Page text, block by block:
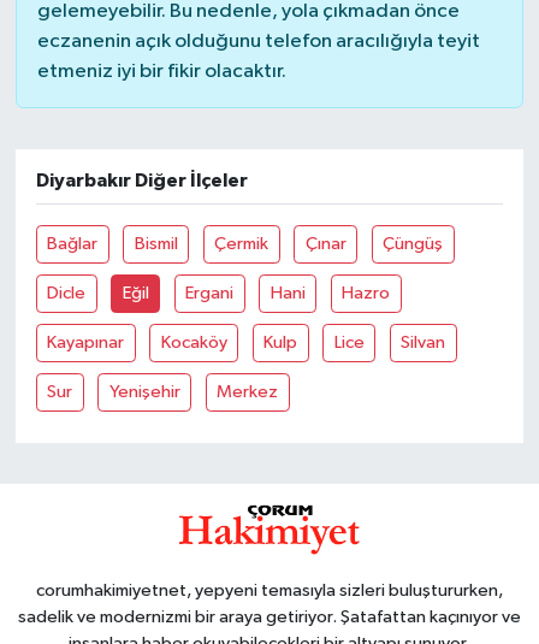
gelemeyebilir. Bu nedenle, yola çıkmadan önce
eczanenin açık olduğunu telefon aracılığıyla teyit
etmeniz iyi bir fikir olacaktır.
Diyarbakır Diğer İlçeler
Bağlar Bismil Çermik Çınar Çüngüş
Dicle Eğil Ergani Hani Hazro
Kayapınar Kocaköy Kulp Lice Silvan
Sur Yenişehir Merkez
corumhakimiyetnet, yepyeni temasıyla sizleri buluştururken,
sadelik ve modernizmi bir araya getiriyor. Şatafattan kaçınıyor ve